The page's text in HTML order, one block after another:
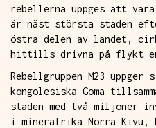
rebellerna uppges att
är näst största staden
östra delen av landet,
hittills drivna på flykt
Rebellgruppen M23
kongolesiska Goma
staden med två miljoner
i mineralrika Norra Kivu,